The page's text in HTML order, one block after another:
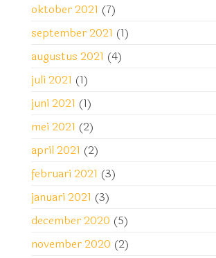
oktober 2021 (7)
september 2021 (1)
augustus 2021 (4)
juli 2021 (1)
juni 2021 (1)
mei 2021 (2)
april 2021 (2)
februari 2021 (3)
januari 2021 (3)
december 2020 (5)
november 2020 (2)